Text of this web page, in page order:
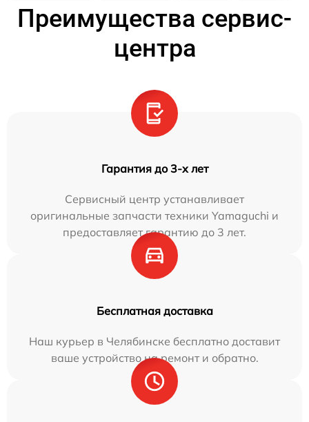
Преимущества сервис-
центра
Гарантия до 3-х лет
Сервисный центр устанавливает
оригинальные запчасти техники Yamaguchi и
предоставляет гарантию до 3 лет.
Бесплатная доставка
Наш курьер в Челябинске бесплатно доставит
ваше устройство на ремонт и обратно.